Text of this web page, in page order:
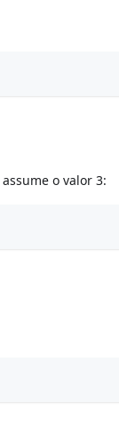
assume o valor 3: